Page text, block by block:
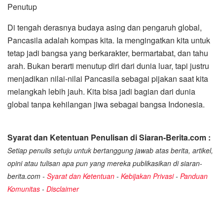
Penutup
Di tengah derasnya budaya asing dan pengaruh global,
Pancasila adalah kompas kita. Ia mengingatkan kita untuk
tetap jadi bangsa yang berkarakter, bermartabat, dan tahu
arah. Bukan berarti menutup diri dari dunia luar, tapi justru
menjadikan nilai-nilai Pancasila sebagai pijakan saat kita
melangkah lebih jauh. Kita bisa jadi bagian dari dunia
global tanpa kehilangan jiwa sebagai bangsa Indonesia.
Syarat dan Ketentuan Penulisan di Siaran-Berita.com :
Setiap penulis setuju untuk bertanggung jawab atas berita, artikel,
opini atau tulisan apa pun yang mereka publikasikan di siaran-
berita.com - Syarat dan Ketentuan - Kebijakan Privasi- Panduan
Komunitas - Disclaimer